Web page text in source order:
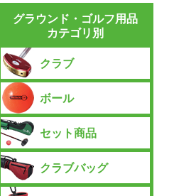
グラウンド・ゴルフ用品
カテゴリ別
クラブ
ボール
セット商品
クラブバッグ